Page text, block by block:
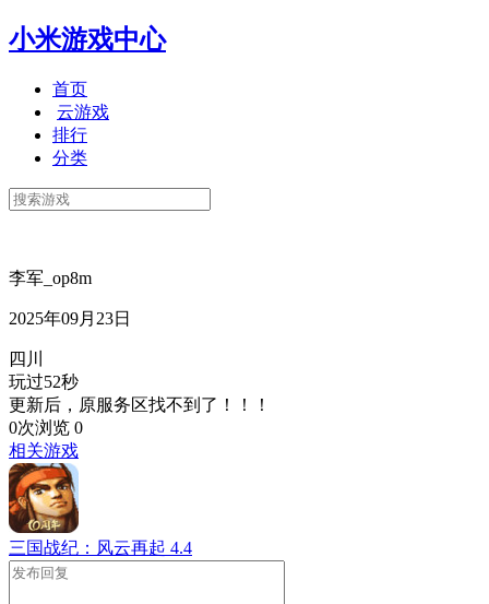
小米游戏中心
首页
云游戏
排行
分类
李军_op8m
2025年09月23日
四川
玩过52秒
更新后，原服务区找不到了！！！
0次浏览 0
相关游戏
三国战纪：风云再起 4.4